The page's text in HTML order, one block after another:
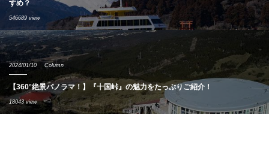
すめ？
546689 view
2024/01/10 Column
【360°絶景パノラマ！】『十国峠』の魅力をたっぷりご紹介！
18043 view